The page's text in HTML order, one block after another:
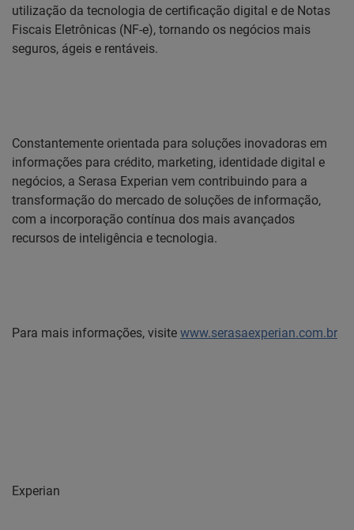
utilização da tecnologia de certificação digital e de Notas
Fiscais Eletrônicas (NF-e), tornando os negócios mais
seguros, ágeis e rentáveis.
Constantemente orientada para soluções inovadoras em
informações para crédito, marketing, identidade digital e
negócios, a Serasa Experian vem contribuindo para a
transformação do mercado de soluções de informação,
com a incorporação contínua dos mais avançados
recursos de inteligência e tecnologia.
Para mais informações, visite www.serasaexperian.com.br
Experian